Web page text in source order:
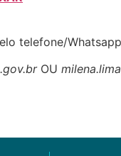
telefone/Whatsapp
OU